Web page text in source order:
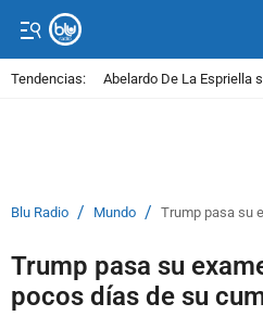
Tendencias: Abelardo De La Espriella
Blu Radio / Mundo / Trump pasa su
Trump pasa su
pocos días de su